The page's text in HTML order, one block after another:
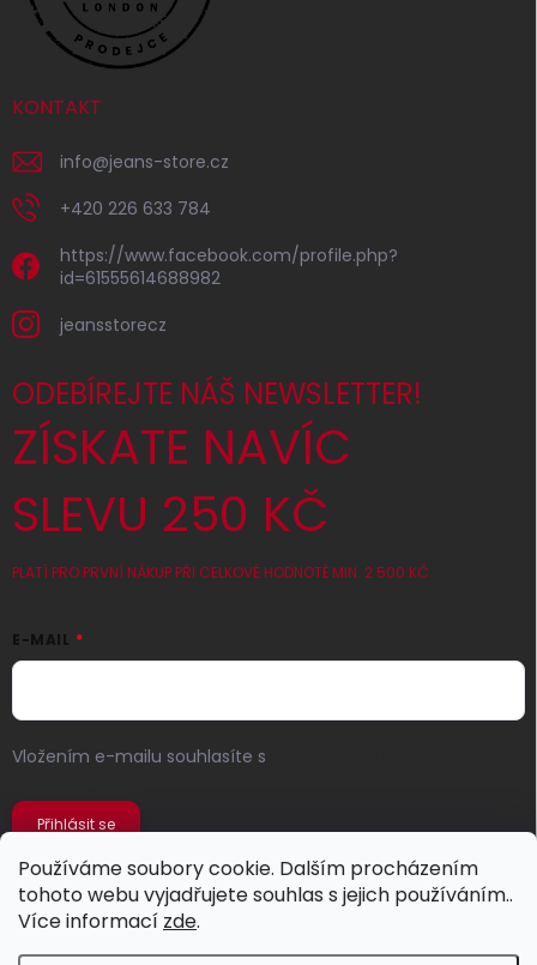
Používáme soubory cookie. Dalším procházením
tohoto webu vyjadřujete souhlas s jejich používáním..
Více informací zde.
KONTAKT
info@jeans-store.cz
+420 226 633 784
https://www.facebook.com/profile.php?
id=61555614688982
jeansstorecz
ODEBÍREJTE NÁŠ NEWSLETTER!
ZÍSKATE NAVÍC
SLEVU 250 KČ
PLATÍ PRO PRVNÍ NÁKUP PŘI CELKOVÉ HODNOTĚ MIN. 2 500 KČ
E-MAIL
Vložením e-mailu souhlasíte s
Přihlásit se